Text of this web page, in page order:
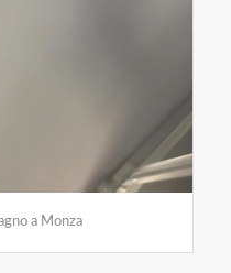
a Monza